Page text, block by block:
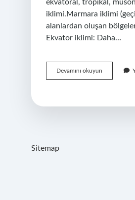
ekvatoral, tropikal,
iklimi.Marmara iklimi
alanlardan oluşan
Ekvator iklimi: Daha…
Devamını okuyun
Nedir
Sitemap